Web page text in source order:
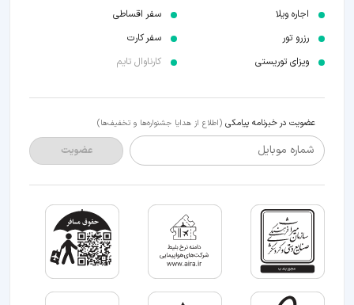
اجاره ویلا
رزرو تور
ویزای توریستی
سفر اقساطی
سفر کارت
کارناوال تایم
عضویت در خبرنامه پیامکی (اطلاع از هدایا جشنواره‌ها و تخفیف‌ها)
شماره موبایل عضویت